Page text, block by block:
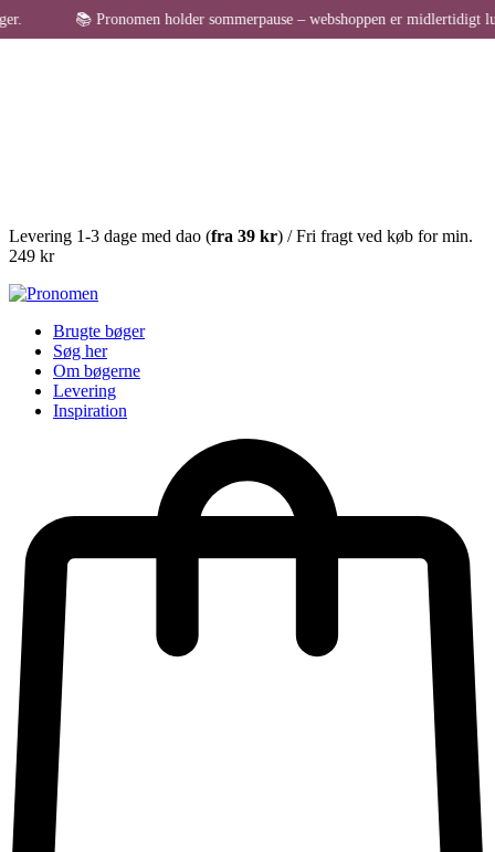
Levering 1-3 dage med dao (fra 39 kr) / Fri fragt ved køb for min.
249 kr
Brugte bøger
Søg her
Om bøgerne
Levering
Inspiration
📚 Pronomen holder sommerpause – webshoppen er midlertidigt lukket for